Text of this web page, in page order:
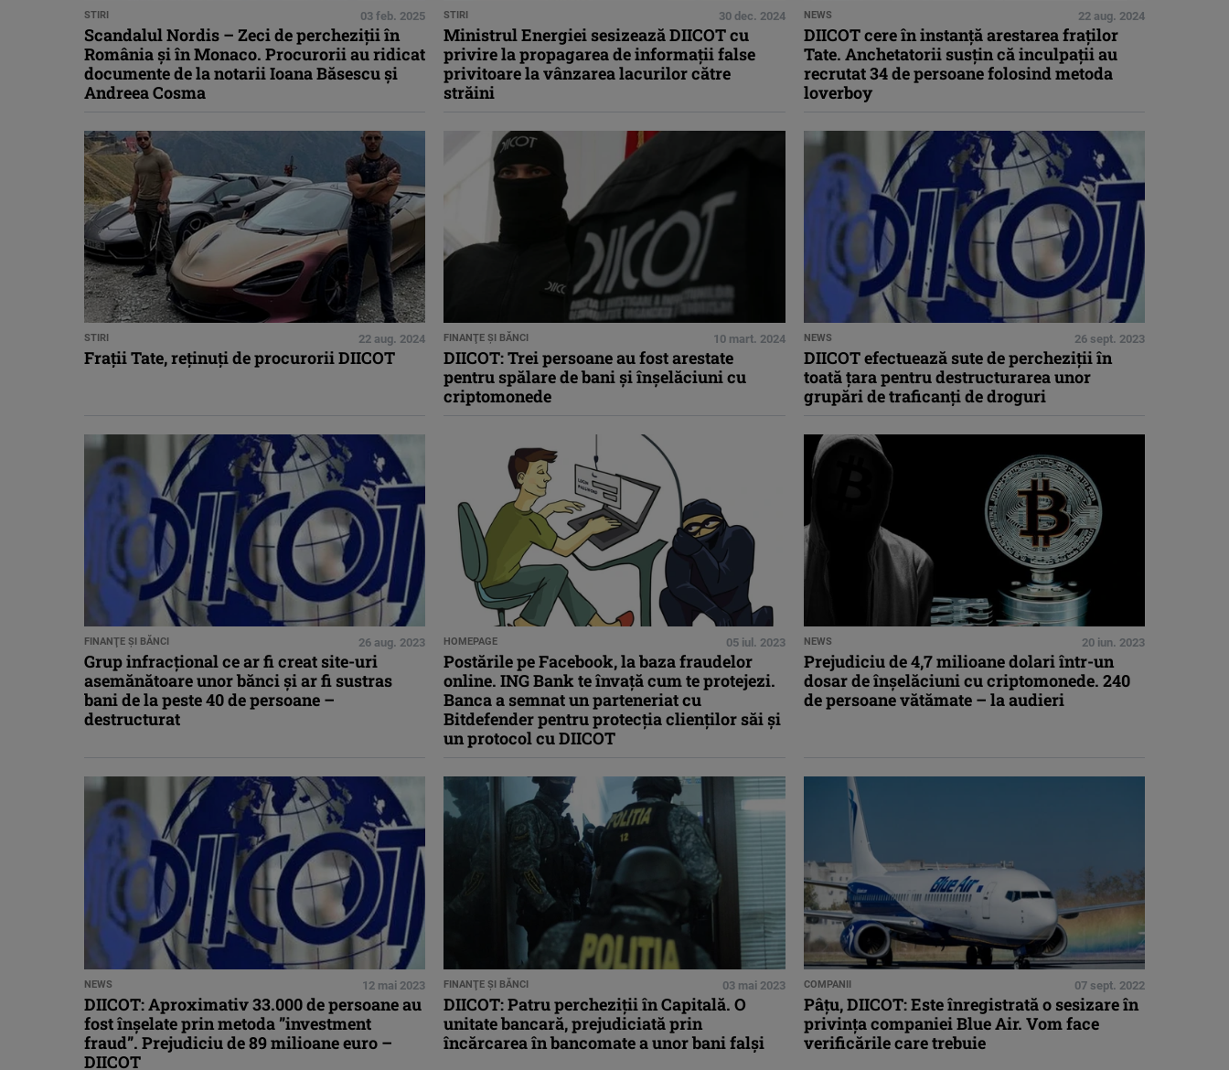
STIRI 03 feb. 2025
Scandalul Nordis – Zeci de percheziţii în
România şi în Monaco. Procurorii au ridicat
documente de la notarii Ioana Băsescu și
Andreea Cosma
STIRI 30 dec. 2024
Ministrul Energiei sesizează DIICOT cu
privire la propagarea de informaţii false
privitoare la vânzarea lacurilor către
străini
NEWS 22 aug. 2024
DIICOT cere în instanţă arestarea fraţilor
Tate. Anchetatorii susţin că inculpații au
recrutat 34 de persoane folosind metoda
loverboy
STIRI 22 aug. 2024
Fraţii Tate, reţinuţi de procurorii DIICOT
FINANŢE ŞI BĂNCI 10 mart. 2024
DIICOT: Trei persoane au fost arestate
pentru spălare de bani şi înşelăciuni cu
criptomonede
NEWS 26 sept. 2023
DIICOT efectuează sute de percheziţii în
toată ţara pentru destructurarea unor
grupări de traficanţi de droguri
FINANŢE ŞI BĂNCI 26 aug. 2023
Grup infracţional ce ar fi creat site-uri
asemănătoare unor bănci şi ar fi sustras
bani de la peste 40 de persoane –
destructurat
HOMEPAGE 05 iul. 2023
Postările pe Facebook, la baza fraudelor
online. ING Bank te învață cum te protejezi.
Banca a semnat un parteneriat cu
Bitdefender pentru protecția clienților săi și
un protocol cu DIICOT
NEWS 20 iun. 2023
Prejudiciu de 4,7 milioane dolari într-un
dosar de înşelăciuni cu criptomonede. 240
de persoane vătămate – la audieri
NEWS 12 mai 2023
DIICOT: Aproximativ 33.000 de persoane au
fost înşelate prin metoda ”investment
fraud”. Prejudiciu de 89 milioane euro –
DIICOT
FINANŢE ŞI BĂNCI 03 mai 2023
DIICOT: Patru percheziţii în Capitală. O
unitate bancară, prejudiciată prin
încărcarea în bancomate a unor bani falşi
COMPANII 07 sept. 2022
Pâţu, DIICOT: Este înregistrată o sesizare în
privinţa companiei Blue Air. Vom face
verificările care trebuie